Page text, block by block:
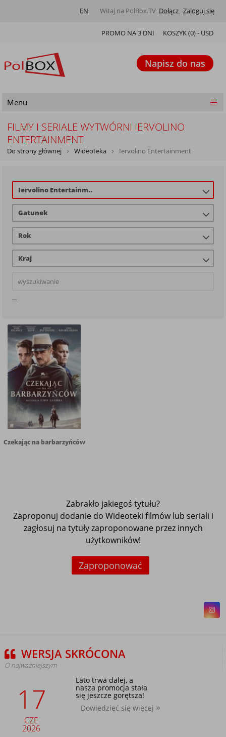
Witaj na PolBox.TV Dołącz Zaloguj się
EN
KOSZYK (0) - USD
PROMO NA 3 DNI
Napisz do nas
Menu
FILMY I SERIALE WYTWÓRNI IERVOLINO
ENTERTAINMENT
Do strony głównej Wideoteka Iervolino Entertainment
Iervolino Entertainm..
Gatunek
Rok
Kraj
Czekając na barbarzyńców
Zabrakło jakiegoś tytułu?
Zaproponuj dodanie do Wideoteki filmów lub seriali i
zagłosuj na tytuły zaproponowane przez innych
użytkowników!
Zaproponować
WERSJA SKRÓCONA
O najważniejszym
17
CZE
2026
Lato trwa dalej, a
nasza promocja stała
się jeszcze gorętsza!
Dowiedzieć się więcej